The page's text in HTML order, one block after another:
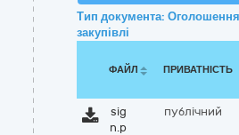
Тип документа:
закупівлі
ФАЙЛ ПРИВАТНІСТЬ
sig
n.p
публічний